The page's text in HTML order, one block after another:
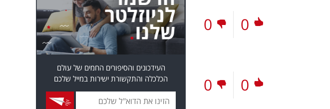
0
0
0
0
העידכונים והסיפורים החמים של עולם
הכלכלה והתקשורת ישירות במייל שלכם